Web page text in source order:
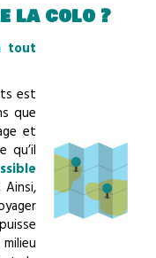
la colo ?
tout
est
que
et
qu’il
Ainsi,